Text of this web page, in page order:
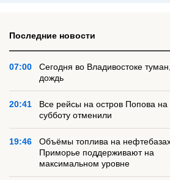
Последние новости
07:00
Сегодня во Владивостоке
дождь
20:41
Все рейсы на остров Попова на
субботу отменили
19:46
Объёмы топлива на
Приморье поддерживают на
максимальном уровне